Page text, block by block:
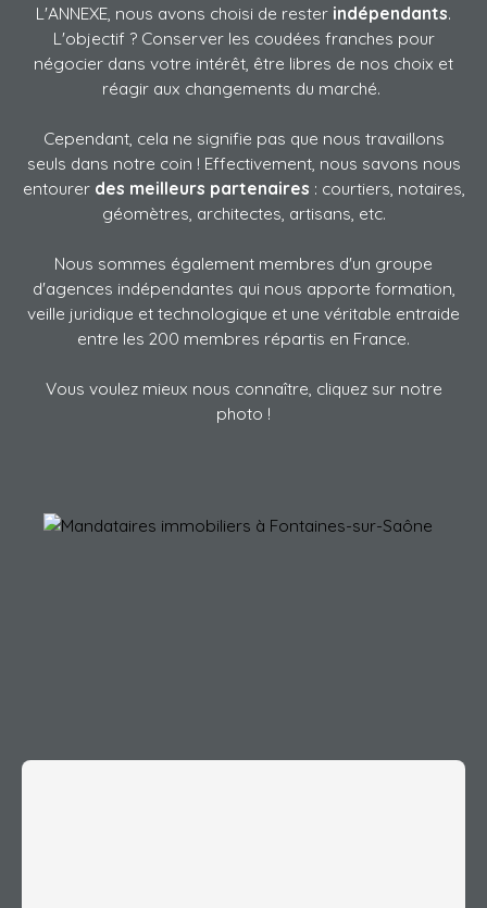
L'ANNEXE, nous avons choisi de rester indépendants.
L'objectif ? Conserver les coudées franches pour
négocier dans votre intérêt, être libres de nos choix et
réagir aux changements du marché.
Cependant, cela ne signifie pas que nous travaillons
seuls dans notre coin ! Effectivement, nous savons nous
entourer des meilleurs partenaires : courtiers, notaires,
géomètres, architectes, artisans, etc.
Nous sommes également membres d'un groupe
d'agences indépendantes qui nous apporte formation,
veille juridique et technologique et une véritable entraide
entre les 200 membres répartis en France.
Vous voulez mieux nous connaître, cliquez sur notre
photo !